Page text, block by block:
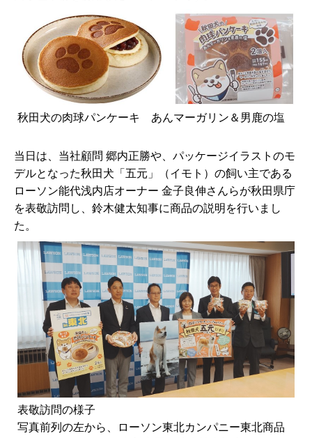
秋田犬の肉球パンケーキ あんマーガリン＆男鹿の塩
当日は、当社顧問 郷内正勝や、パッケージイラストのモ
デルとなった秋田犬「五元」（イモト）の飼い主である
ローソン能代浅内店オーナー 金子良伸さんらが秋田県庁
を表敬訪問し、鈴木健太知事に商品の説明を行いまし
た。
表敬訪問の様子
写真前列の左から、ローソン東北カンパニー東北商品